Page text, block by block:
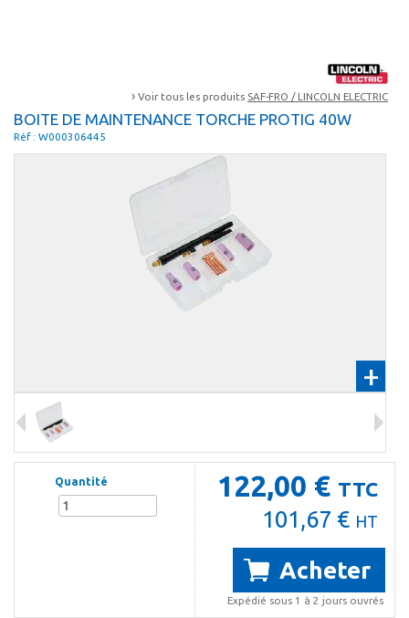
› Voir tous les produits SAF-FRO / LINCOLN ELECTRIC
BOITE DE MAINTENANCE TORCHE PROTIG 40W
Réf : W000306445
+
122,00 € TTC
101,67 € HT
Acheter
Expédié sous 1 à 2 jours ouvrés
Quantité